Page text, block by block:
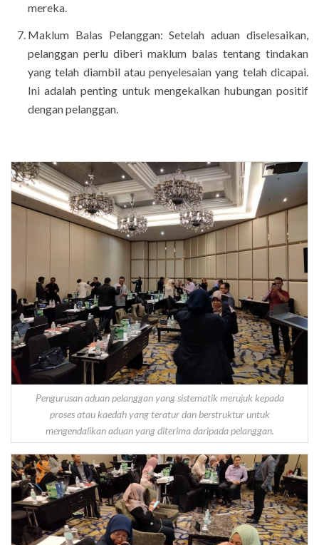
mereka.
Maklum Balas Pelanggan: Setelah aduan diselesaikan,
pelanggan perlu diberi maklum balas tentang tindakan
yang telah diambil atau penyelesaian yang telah dicapai.
Ini adalah penting untuk mengekalkan hubungan positif
dengan pelanggan.
Pengurusan aduan pelanggan yang sistematik merujuk kepada
proses atau kaedah yang teratur dan berstruktur untuk
mengendalikan aduan yang diterima daripada pelanggan.